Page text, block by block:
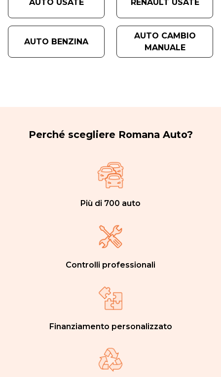
AUTO USATE RENAULT USATE
AUTO BENZINA
AUTO CAMBIO
MANUALE
Perché scegliere Romana Auto?
Più di 700 auto
Controlli professionali
Finanziamento personalizzato